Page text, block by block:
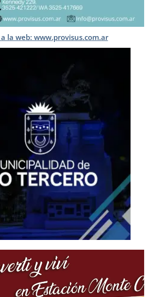
la web: www.provisus.com.ar